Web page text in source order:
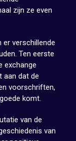
zijn ze even
er verschillende
Ten eerste
exchange
aan dat de
voorschriften,
komt.
van de
van